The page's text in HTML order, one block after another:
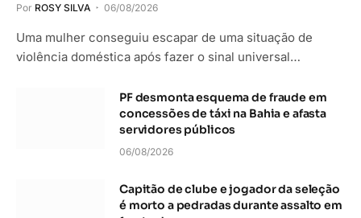
Por ROSY SILVA 06/08/2026
Uma mulher conseguiu escapar de uma situação de
violência doméstica após fazer o sinal universal…
PF desmonta esquema de fraude em
concessões de táxi na Bahia e afasta
servidores públicos
06/08/2026
Capitão de clube e jogador da seleção
é morto a pedradas durante assalto em